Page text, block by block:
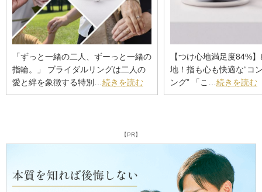
「ずっと一緒の二人、ずーっと一緒の
指輪。」 ブライダルリングは二人の
愛と絆を象徴する特別… 続きを読む
【つけ心地満足度84%
地！指も心も快適な“コ
ング” 「こ… 続きを読む
【PR】